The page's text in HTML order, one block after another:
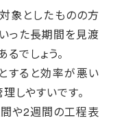
象としたものの方
った長期間を見渡
でしょう。
すると効率が悪い
しやすいです。
や2週間の工程表